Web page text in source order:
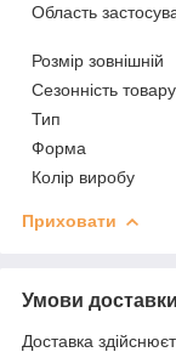
Область
Розмір зовнішній
Сезонність товару
Тип
Форма
Колір виробу
Приховати
Умови доставки
Доставка